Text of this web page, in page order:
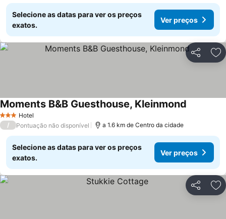
Selecione as datas para ver os preços
exatos.
Ver preços
Partilhar
3 EstrelasHotel
Moments B&B Guesthouse, Kleinmond
/ Pontuação não disponível a 1.6 km de Centro da cidade
Selecione as datas para ver os preços
exatos.
Ver preços
Partilhar